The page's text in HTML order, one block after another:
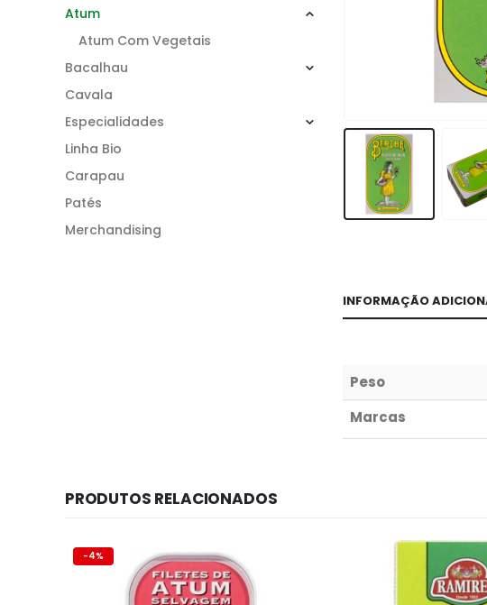
INFORMAÇÃO
Peso
Marcas
Atum
Atum Com Vegetais
Bacalhau
Cavala
Especialidades
Linha Bio
Carapau
Patés
Merchandising
PRODUTOS RELACIONADOS